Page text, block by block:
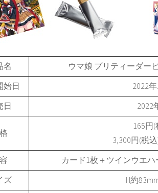
名 ウマ娘 プリティーダー
始日 2022
日 2022
165円
3,300円(税
カード1枚＋ツインウエ
ズ H約